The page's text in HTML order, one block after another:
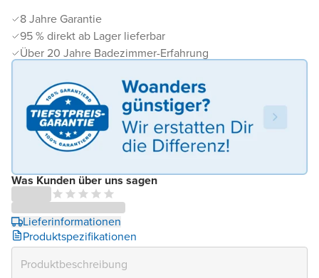
8 Jahre Garantie
95 % direkt ab Lager lieferbar
Über 20 Jahre Badezimmer-Erfahrung
Was Kunden über uns sagen
Lieferinformationen
Produktspezifikationen